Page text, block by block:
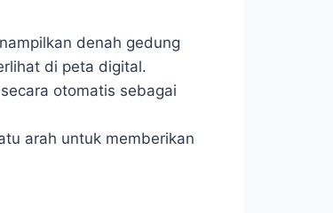
denah gedung
di peta digital.
otomatis sebagai
arah untuk memberikan